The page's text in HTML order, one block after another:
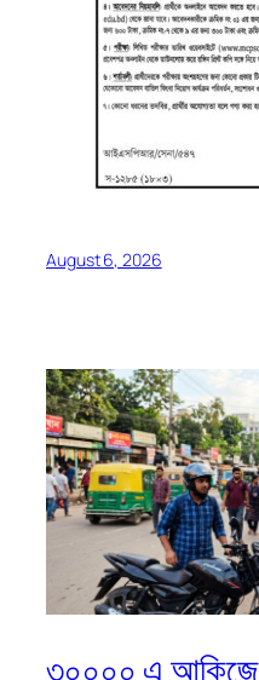
August 6, 2026
৩০০০০ এ আকিজে